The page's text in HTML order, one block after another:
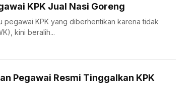
KPK Jual Nasi Goreng
pegawai KPK yang diberhentikan karena tidak
kini beralih...
Pegawai Resmi Tinggalkan KPK